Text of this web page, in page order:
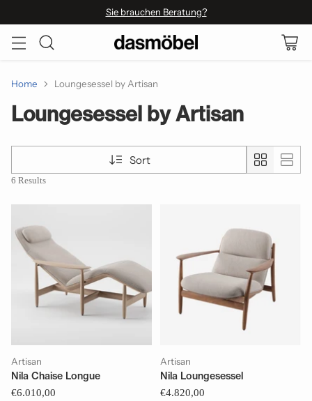
Sie brauchen Beratung?
Home Loungesessel by Artisan
Loungesessel by Artisan
Sort
6 Results
Artisan
Nila Chaise Longue
€6.010,00
Artisan
Nila Loungesessel
€4.820,00